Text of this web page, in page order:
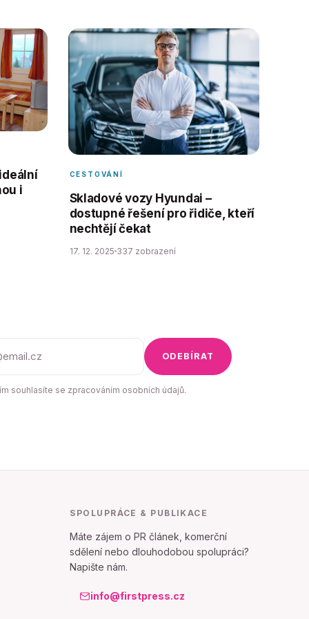
i
CESTOVÁNÍ
Skladové vozy Hyundai –
dostupné řešení pro řidiče, kteří
nechtějí čekat
17. 12. 2025 337 zobrazení
ODEBÍRAT
souhlasíte se zpracováním osobních údajů.
SPOLUPRÁCE & PUBLIKACE
Máte zájem o PR článek, komerční
sdělení nebo dlouhodobou spolupráci?
Napište nám.
info@firstpress.cz